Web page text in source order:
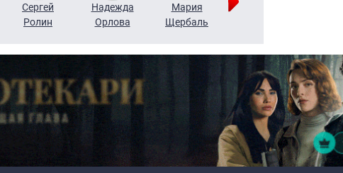
Сергей
Ролин
Надежда
Орлова
Мария
Щербаль